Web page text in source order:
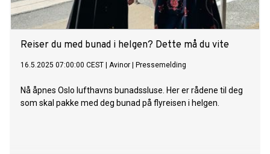
Reiser du med bunad i helgen? Dette må du vite
16.5.2025 07:00:00 CEST Avinor Pressemelding
Nå åpnes Oslo lufthavns bunadssluse. Her er rådene til deg
som skal pakke med deg bunad på flyreisen i helgen.